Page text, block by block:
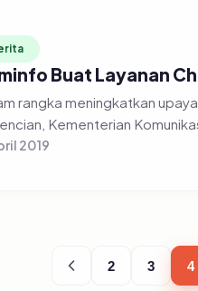
Buat Layanan
rangka meningkatkan
Kementerian
2019
2 3 4